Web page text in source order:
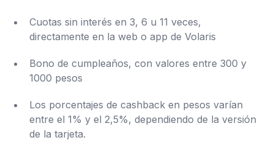
Cuotas sin interés en 3, 6 u 11 veces,
directamente en la web o app de Volaris
Bono de cumpleaños, con valores entre 300 y
1000 pesos
Los porcentajes de cashback en pesos varían
entre el 1% y el 2,5%, dependiendo de la versión
de la tarjeta.